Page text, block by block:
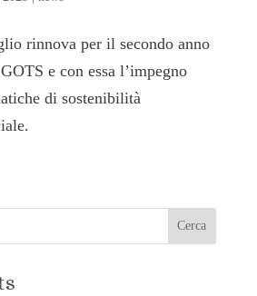
rinnova per il secondo anno
e con essa l’impegno
di sostenibilità